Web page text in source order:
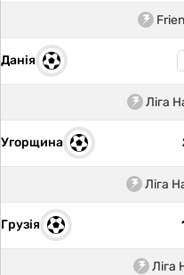
Данія
Ліга
Угорщина
Ліга
Грузія
Ліга